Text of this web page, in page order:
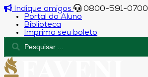
Indique amigos
0800-591-0700
Portal do Aluno
Biblioteca
Imprima seu boleto